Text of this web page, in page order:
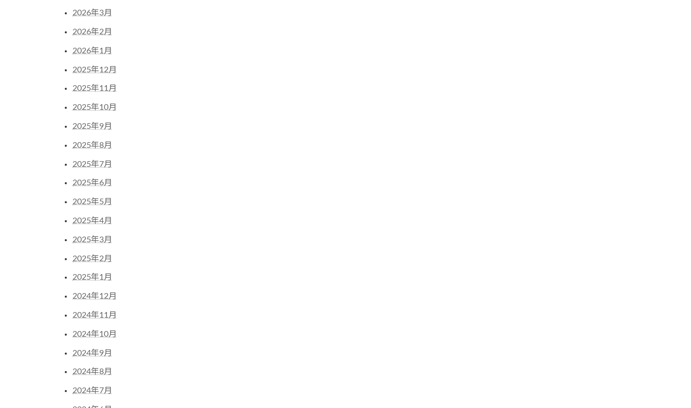
2026年3月
2026年2月
2026年1月
2025年12月
2025年11月
2025年10月
2025年9月
2025年8月
2025年7月
2025年6月
2025年5月
2025年4月
2025年3月
2025年2月
2025年1月
2024年12月
2024年11月
2024年10月
2024年9月
2024年8月
2024年7月